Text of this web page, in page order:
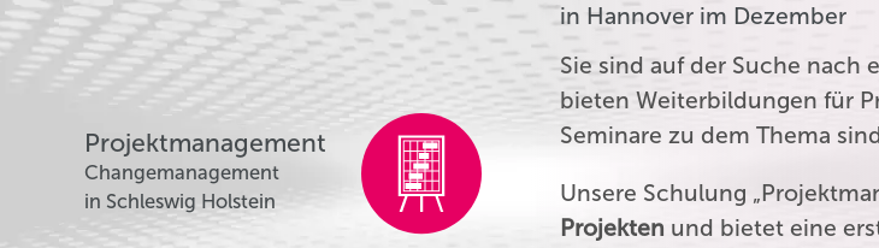
Projektmanagement
Changemanagement
in Schleswig Holstein
in Hannover im Dezember
Sie sind auf der Suche nach
bieten Weiterbildungen für
Seminare zu dem Thema
Unsere Schulung
Projekten und bietet eine